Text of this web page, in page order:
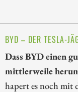
BYD – DER TESLA-
Dass BYD einen
mittlerweile
hapert es noch mit